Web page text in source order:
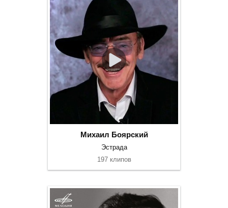
Михаил Боярский
Эстрада
197 клипов